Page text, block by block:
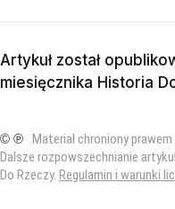
Artykuł został
miesięcznika Historia
© ℗ Materiał chroniony
Dalsze rozpowszechnianie
Do Rzeczy. Regulamin i warunki